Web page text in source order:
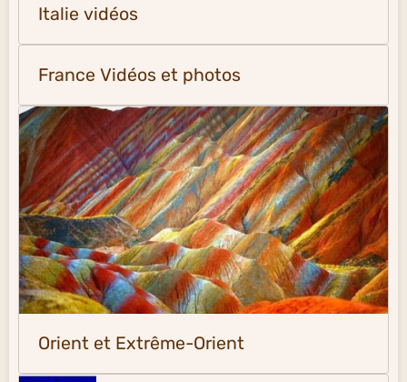
Italie vidéos
France Vidéos et photos
Orient et Extrême-Orient